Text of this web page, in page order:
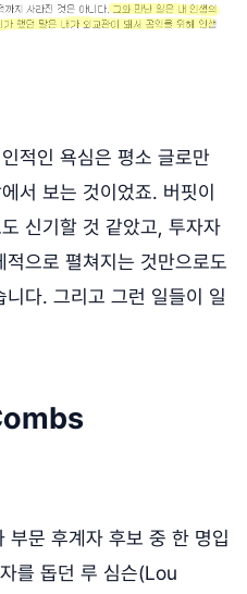
적인 욕심은 평소 글로만
서 보는 것이었죠. 버핏이
신기할 것 같았고, 투자자
으로 펼쳐지는 것만으로도
다. 그리고 그런 일들이 일
부문 후계자 후보 중 한 명입
를 돕던 루 심슨(Lou